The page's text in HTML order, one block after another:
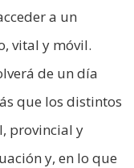
a un
vital y móvil.
de un día
que los distintos
provincial y
y, en lo que